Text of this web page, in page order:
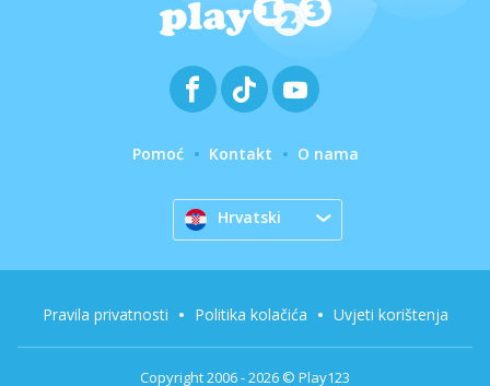
Pomoć Kontakt O nama
Hrvatski
Copyright 2006 - 2026 © Play123
Pravila privatnosti Politika kolačića Uvjeti korištenja